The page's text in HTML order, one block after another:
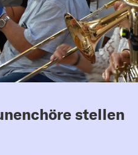
stellen